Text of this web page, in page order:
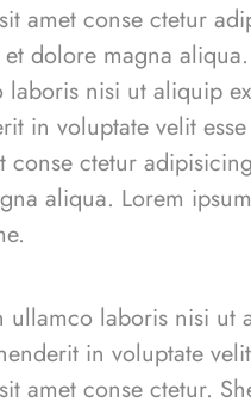
amet conse ctetur
dolore magna
nisi ut aliquip
in voluptate velit
conse ctetur
aliqua. Lorem
ullamco laboris nisi ut
in voluptate
amet conse ctetur.